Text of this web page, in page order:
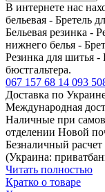
В интернете нас
бельевая - Бретель
Бельевая резинка -
нижнего белья -
Резинка для шитья -
бюстгальтера.
067 157 68 14 093
Доставка по
Международная
Наличные при
отделении Новой
Безналичный
(Украина:
Читать полностью
Кратко о товаре